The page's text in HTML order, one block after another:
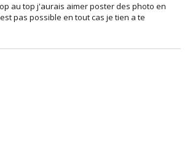
au top j'aurais aimer poster des photo en
pas possible en tout cas je tien a te